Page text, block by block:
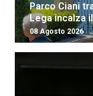
Parco Ciani
Lega incalza
08 Agosto 2026